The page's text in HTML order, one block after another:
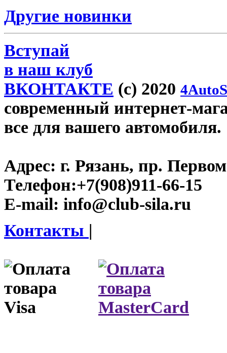
Другие новинки
Вступай
в наш клуб
ВКОНТАКТЕ (c) 2020
современный интернет-
все для вашего автомобиля.
Адрес: г. Рязань, пр.
Телефон:+7(908)911-66-15
E-mail: info@club-sila.ru
Контакты |